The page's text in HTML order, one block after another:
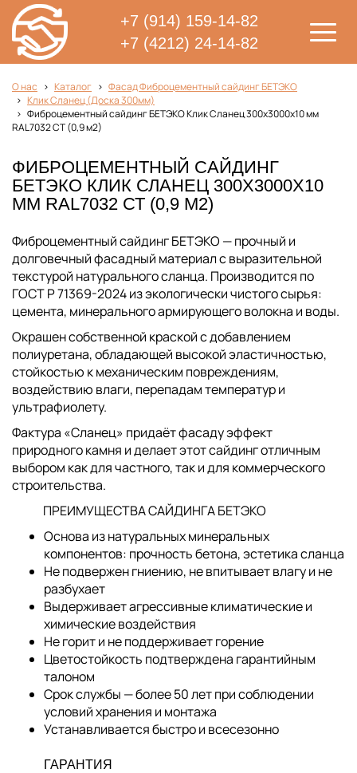
+7 (914) 159-14-82
+7 (4212) 24-14-82
О нас Каталог
Фасад Фиброцементный сайдинг БЕТЭКО
Клик Сланец (Доска 300мм)
Фиброцементный сайдинг БЕТЭКО Клик Сланец 300х3000х10 мм
RAL7032 СТ (0,9 м2)
ФИБРОЦЕМЕНТНЫЙ САЙДИНГ
БЕТЭКО КЛИК СЛАНЕЦ 300Х3000Х10
ММ RAL7032 СТ (0,9 М2)
Фиброцементный сайдинг БЕТЭКО — прочный и
долговечный фасадный материал с выразительной
текстурой натурального сланца. Производится по
ГОСТ Р 71369-2024 из экологически чистого сырья:
цемента, минерального армирующего волокна и воды.
Окрашен собственной краской с добавлением
полиуретана, обладающей высокой эластичностью,
стойкостью к механическим повреждениям,
воздействию влаги, перепадам температур и
ультрафиолету.
Фактура «Сланец» придаёт фасаду эффект
природного камня и делает этот сайдинг отличным
выбором как для частного, так и для коммерческого
строительства.
ПРЕИМУЩЕСТВА САЙДИНГА БЕТЭКО
Основа из натуральных минеральных
компонентов: прочность бетона, эстетика сланца
Не подвержен гниению, не впитывает влагу и не
разбухает
Выдерживает агрессивные климатические и
химические воздействия
Не горит и не поддерживает горение
Цветостойкость подтверждена гарантийным
талоном
Срок службы — более 50 лет при соблюдении
условий хранения и монтажа
Устанавливается быстро и всесезонно
ГАРАНТИЯ